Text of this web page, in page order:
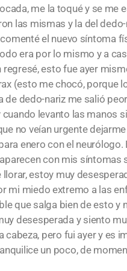
me la toqué y se me
las mismas y la del dedo-
el nuevo síntoma
era por lo mismo y a
esto fue ayer
(esto me chocó, porque
dedo-nariz me salió
levanto las manos
no veían urgente dejarme
enero con el neurólogo.
con mis síntomas
estoy muy
mi miedo extremo a las
que salga bien de esto y
desesperada y siento
pero fui ayer y es
un poco, de